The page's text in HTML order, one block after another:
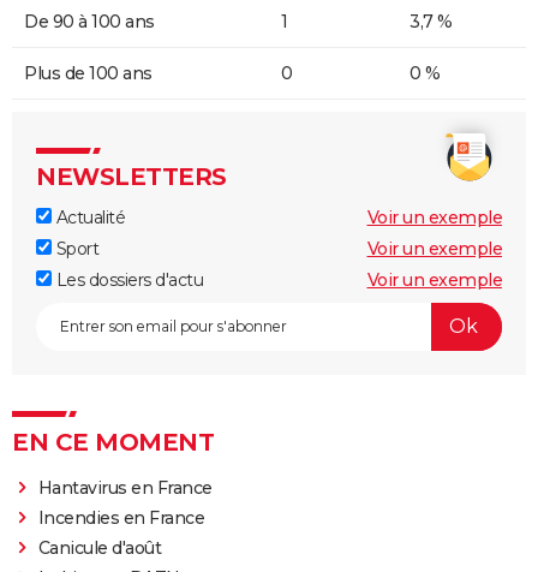
De 90 à 100 ans 1 3,7 %
Plus de 100 ans 0 0 %
NEWSLETTERS
Actualité
Voir un exemple
Sport
Voir un exemple
Les dossiers d'actu
Voir un exemple
EN CE MOMENT
Hantavirus en France
Incendies en France
Canicule d'août